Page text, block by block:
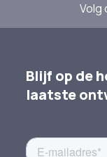
Volg
Blijf op de
laatste